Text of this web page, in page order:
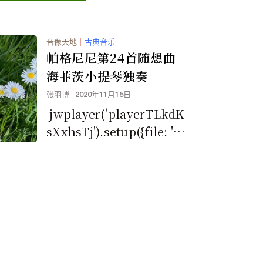
音像天地 古典音乐
帕格尼尼第24首随想曲 -
海菲茨小提琴独奏
张羽博 2020年11月15日
jwplayer('playerTLkdK
sXxhsTj').setup({file: 'ht